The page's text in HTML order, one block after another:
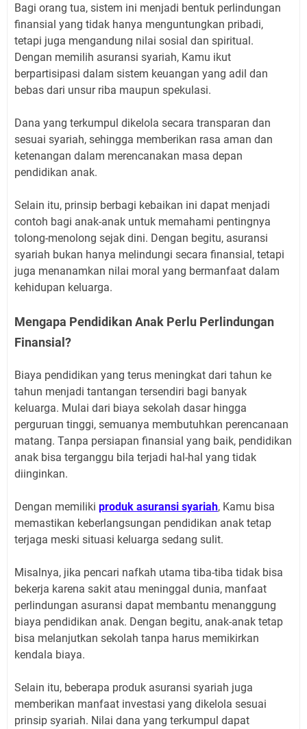
Bagi orang tua, sistem ini menjadi bentuk perlindungan
finansial yang tidak hanya menguntungkan pribadi,
tetapi juga mengandung nilai sosial dan spiritual.
Dengan memilih asuransi syariah, Kamu ikut
berpartisipasi dalam sistem keuangan yang adil dan
bebas dari unsur riba maupun spekulasi.
Dana yang terkumpul dikelola secara transparan dan
sesuai syariah, sehingga memberikan rasa aman dan
ketenangan dalam merencanakan masa depan
pendidikan anak.
Selain itu, prinsip berbagi kebaikan ini dapat menjadi
contoh bagi anak-anak untuk memahami pentingnya
tolong-menolong sejak dini. Dengan begitu, asuransi
syariah bukan hanya melindungi secara finansial, tetapi
juga menanamkan nilai moral yang bermanfaat dalam
kehidupan keluarga.
Mengapa Pendidikan Anak Perlu Perlindungan
Finansial?
Biaya pendidikan yang terus meningkat dari tahun ke
tahun menjadi tantangan tersendiri bagi banyak
keluarga. Mulai dari biaya sekolah dasar hingga
perguruan tinggi, semuanya membutuhkan perencanaan
matang. Tanpa persiapan finansial yang baik, pendidikan
anak bisa terganggu bila terjadi hal-hal yang tidak
diinginkan.
Dengan memiliki produk asuransi syariah, Kamu bisa
memastikan keberlangsungan pendidikan anak tetap
terjaga meski situasi keluarga sedang sulit.
Misalnya, jika pencari nafkah utama tiba-tiba tidak bisa
bekerja karena sakit atau meninggal dunia, manfaat
perlindungan asuransi dapat membantu menanggung
biaya pendidikan anak. Dengan begitu, anak-anak tetap
bisa melanjutkan sekolah tanpa harus memikirkan
kendala biaya.
Selain itu, beberapa produk asuransi syariah juga
memberikan manfaat investasi yang dikelola sesuai
prinsip syariah. Nilai dana yang terkumpul dapat